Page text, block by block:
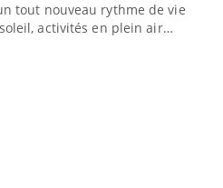
tout nouveau rythme de vie !
activités en plein air…